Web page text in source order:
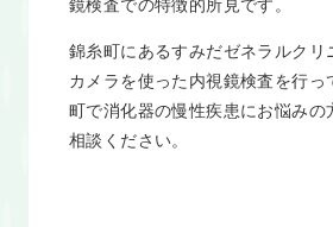
鏡検査での特徴的所見です。
錦糸町にあるすみだゼネラルクリ
カメラを使った内視鏡検査を行っ
町で消化器の慢性疾患にお悩みの
相談ください。